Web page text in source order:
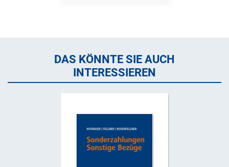
DAS KÖNNTE SIE AUCH
INTERESSIEREN